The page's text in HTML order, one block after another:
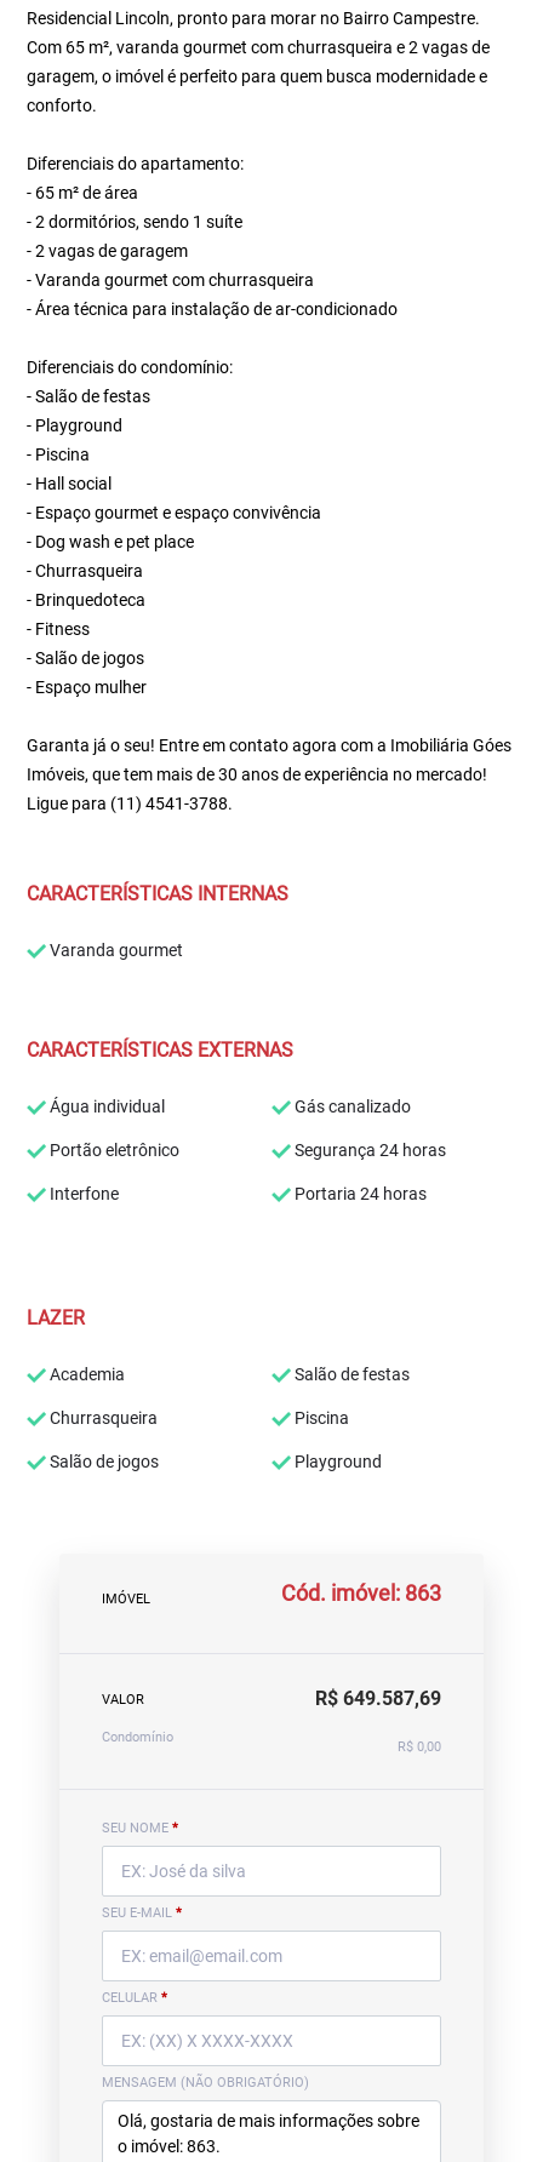
Residencial Lincoln, pronto para morar no Bairro Campestre.
Com 65 m², varanda gourmet com churrasqueira e 2 vagas de
garagem, o imóvel é perfeito para quem busca modernidade e
conforto.
Diferenciais do apartamento:
- 65 m² de área
- 2 dormitórios, sendo 1 suíte
- 2 vagas de garagem
- Varanda gourmet com churrasqueira
- Área técnica para instalação de ar-condicionado
Diferenciais do condomínio:
- Salão de festas
- Playground
- Piscina
- Hall social
- Espaço gourmet e espaço convivência
- Dog wash e pet place
- Churrasqueira
- Brinquedoteca
- Fitness
- Salão de jogos
- Espaço mulher
Garanta já o seu! Entre em contato agora com a Imobiliária Góes
Imóveis, que tem mais de 30 anos de experiência no mercado!
Ligue para (11) 4541-3788.
CARACTERÍSTICAS INTERNAS
Varanda gourmet
CARACTERÍSTICAS EXTERNAS
Água individual Gás canalizado
Portão eletrônico Segurança 24 horas
Interfone Portaria 24 horas
LAZER
Academia Salão de festas
Churrasqueira Piscina
Salão de jogos Playground
IMÓVEL Cód. imóvel: 863
VALOR R$ 649.587,69
Condomínio
R$ 0,00
SEU NOME *
SEU E-MAIL *
CELULAR *
MENSAGEM (NÃO OBRIGATÓRIO)